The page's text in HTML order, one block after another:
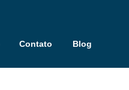
Contato Blog